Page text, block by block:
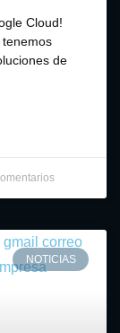
Cloud!
de
NOTICIAS